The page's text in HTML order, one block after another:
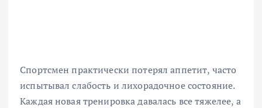
Спортсмен практически потерял аппетит, часто
испытывал слабость и лихорадочное состояние.
Каждая новая тренировка давалась все тяжелее, а